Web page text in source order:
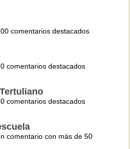
comentarios destacados
comentarios destacados
comentarios destacados
comentario con más de 50